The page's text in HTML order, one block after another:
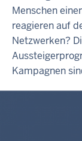
Menschen
reagieren auf
Netzwerken?
Kampagnen